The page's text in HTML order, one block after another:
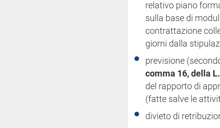
relativo piano
sulla base di
contrattazione
giorni dalla
previsione
comma 16, della
del rapporto di
(fatte salve le
divieto di